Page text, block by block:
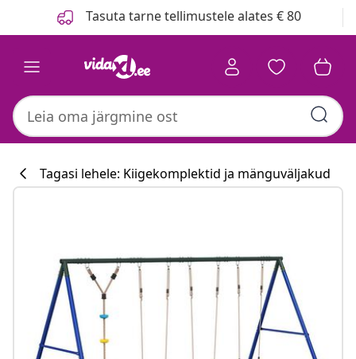
Tasuta tarne tellimustele alates € 80
#sharemevidaxl
Tagasi lehele: Kiigekomplektid ja mänguväljakud